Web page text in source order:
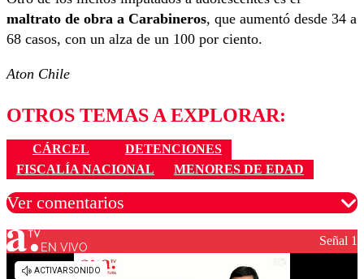
maltrato de obra a Carabineros, que aumentó desde 34 a
68 casos, con un alza de un 100 por ciento.
Aton Chile
OTROS TEMAS A EXPLORAR:
CÁRCEL
DETENCIONES
FISCALÍA NACIONAL
MENORES DE EDAD
Ver comentarios
Los comentarios son moderados para garantizar un
diálogo respetuoso.
EN VIVO Señal 1